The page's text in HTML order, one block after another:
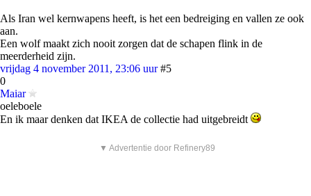
Als Iran wel kernwapens heeft, is het een bedreiging en vallen ze ook
aan.
Een wolf maakt zich nooit zorgen dat de schapen flink in de
meerderheid zijn.
vrijdag 4 november 2011, 23:06 uur #5
0
Maiar
oeleboele
En ik maar denken dat IKEA de collectie had uitgebreidt
▼ Advertentie door Refinery89